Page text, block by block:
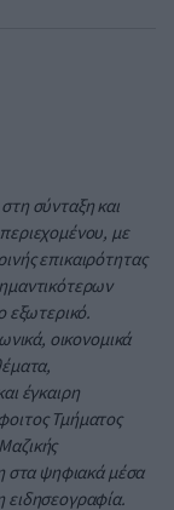
σύνταξη και
με
επικαιρότητας
εξωτερικό.
οικονομικά
έγκαιρη
Τμήματος
στα ψηφιακά μέσα
ειδησεογραφία.